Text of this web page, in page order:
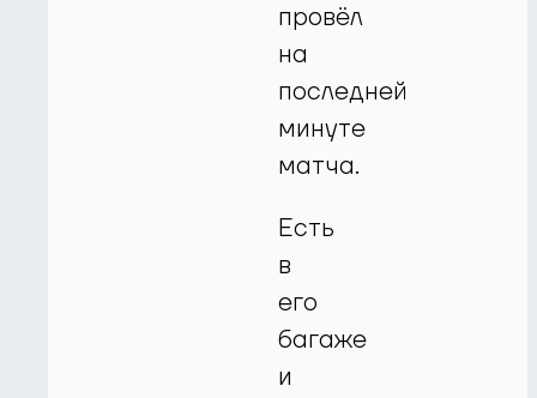
провёл
на
последней
минуте
матча.
Есть
в
его
багаже
и